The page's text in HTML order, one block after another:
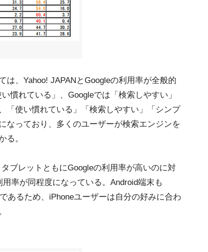
、Yahoo! JAPANとGoogleの利用率が全般的
慣れている」、Googleでは「検索しやすい」
「使い慣れている」「検索しやすい」「シンプ
なっており、多くのユーザーが検索エンジンを
る。
ブレットともにGoogleの利用率が高いのに対
率が同程度になっている。Android端末も
あるため、iPhoneユーザーは自分の好みに合わ